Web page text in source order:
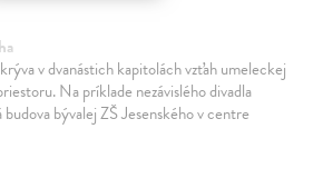
v dvanástich kapitolách vzťah umeleckej
Na príklade nezávislého divadla
bývalej ZŠ Jesenského v centre